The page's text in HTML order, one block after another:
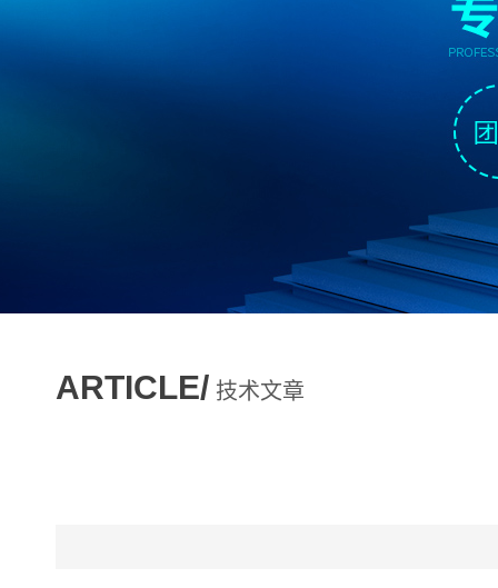
ARTICLE/ 技术文章